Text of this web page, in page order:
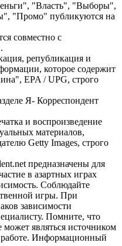
"Власть", "Выборы",
"Промо" публикуются на
совместно с
републикация и
которое содержит
EPA / UPG, строго
Я- Корреспондент
и воспроизведение
материалов,
Getty Images, строго
предназначены для
в азартных играх
Соблюдайте
игры. При
зависимости
Помните, что
может являться источником
работе. Информационный